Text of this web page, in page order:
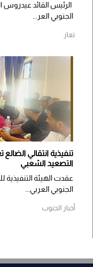
الرئيس القائد عيدروس
الجنوبي العر...
تعاز
تنفيذية انتقالي
التصعيد الشعبي
عقدت الهيئة التنفيذية
الجنوبي العربي...
أخبار الجنوب